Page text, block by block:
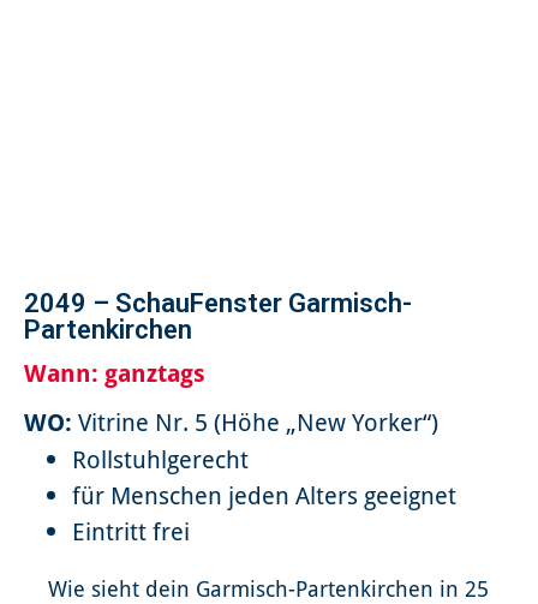
2049 – SchauFenster Garmisch-
Partenkirchen
Wann: ganztags
WO: Vitrine Nr. 5 (Höhe „New Yorker“)
Rollstuhlgerecht
für Menschen jeden Alters geeignet
Eintritt frei
Wie sieht dein Garmisch-Partenkirchen in 25